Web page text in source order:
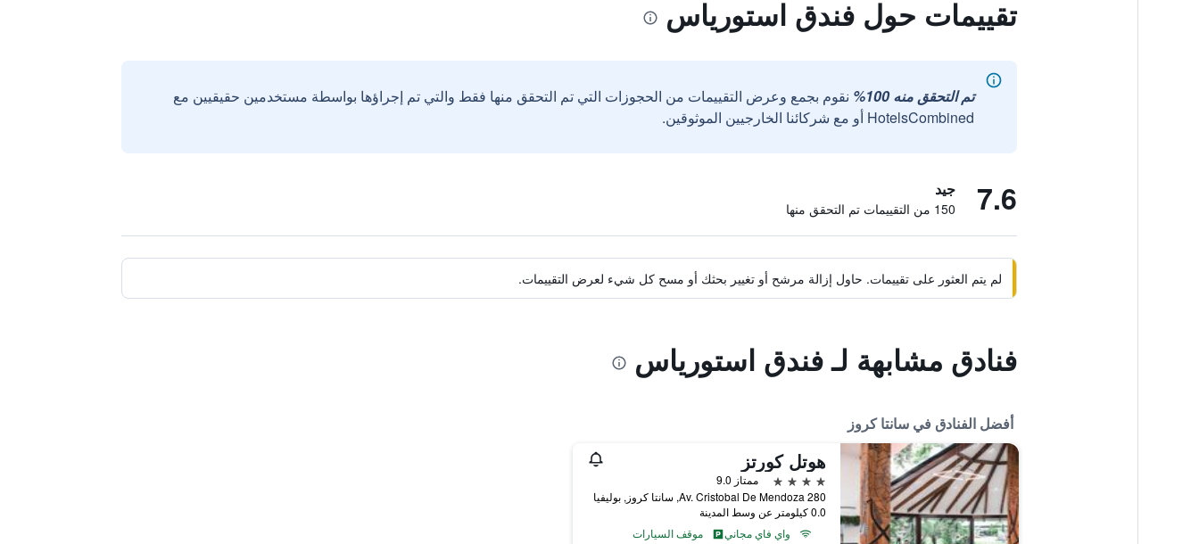
تقييمات حول فندق استورياس
تم التحقق منه 100%
نقوم بجمع وعرض التقييمات من الحجوزات التي تم التحقق منها فقط والتي تم إجراؤها بواسطة مستخدمين حقيقيين مع
HotelsCombined أو مع شركائنا الخارجيين الموثوقين.
7.6 جيد
150 من التقييمات تم التحقق منها
لم يتم العثور على تقييمات. حاول إزالة مرشح أو تغيير بحثك أو مسح كل شيء لعرض التقييمات.
فنادق مشابهة لـ فندق استورياس
أفضل الفنادق في سانتا كروز
هوتل كورتز
4 نجوم
ممتاز 9.0
Av. Cristobal De Mendoza 280, سانتا كروز, بوليفيا
0.0 كيلومتر عن وسط المدينة
واي فاي مجاني
موقف السيارات